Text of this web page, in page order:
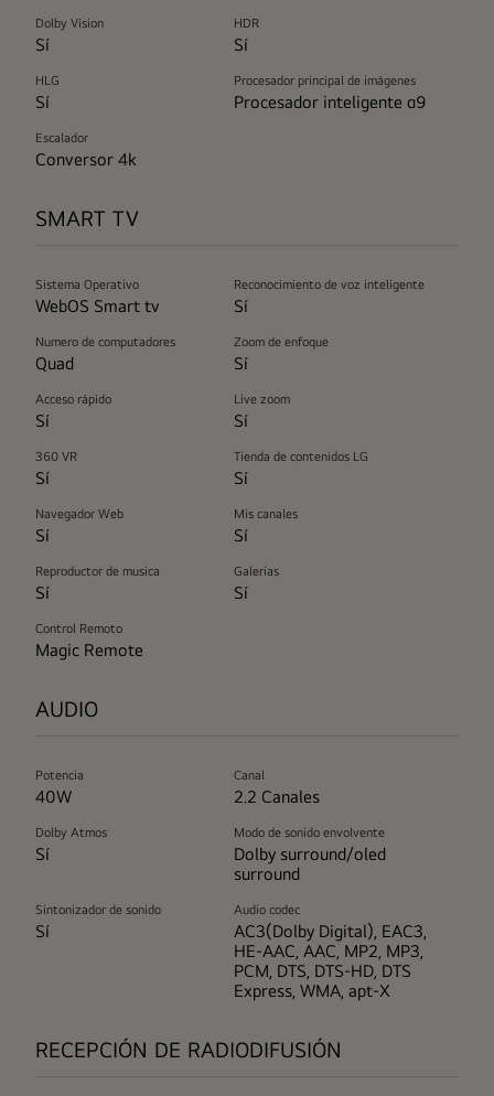
Dolby Vision
Sí
HDR
Sí
HLG
Sí
Procesador principal de imágenes
Procesador inteligente α9
Escalador
Conversor 4k
SMART TV
Sistema Operativo
WebOS Smart tv
Reconocimiento de voz inteligente
Sí
Numero de computadores
Quad
Zoom de enfoque
Sí
Acceso rápido
Sí
Live zoom
Sí
360 VR
Sí
Tienda de contenidos LG
Sí
Navegador Web
Sí
Mis canales
Sí
Reproductor de musica
Sí
Galerias
Sí
Control Remoto
Magic Remote
AUDIO
Potencia
40W
Canal
2.2 Canales
Dolby Atmos
Sí
Modo de sonido envolvente
Dolby surround/oled
surround
Sintonizador de sonido
Sí
Audio codec
AC3(Dolby Digital), EAC3,
HE-AAC, AAC, MP2, MP3,
PCM, DTS, DTS-HD, DTS
Express, WMA, apt-X
RECEPCIÓN DE RADIODIFUSIÓN